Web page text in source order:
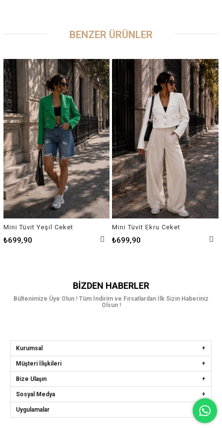
BENZER ÜRÜNLER
Mini Tüvit Yeşil Ceket
₺699,90
Mini Tüvit Ekru Ceket
₺699,90
BIZDEN HABERLER
Bültenimize Üye Olun ! Tüm İndirim ve Fırsatlardan İlk Sizin Haberiniz
Olsun !
Kurumsal
Müşteri İlişkileri
Bize Ulaşın
Sosyal Medya
Uygulamalar